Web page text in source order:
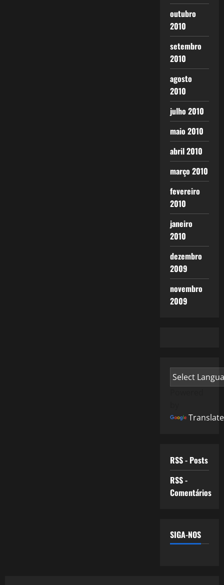
outubro
2010
setembro
2010
agosto
2010
julho 2010
maio 2010
abril 2010
março 2010
fevereiro
2010
janeiro
2010
dezembro
2009
novembro
2009
Translate
RSS - Posts
RSS -
Comentários
SIGA-NOS